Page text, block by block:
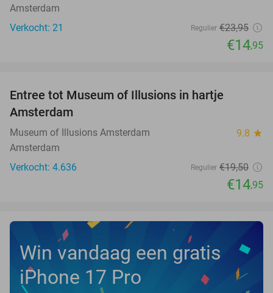
Amsterdam
Verkocht: 21
Regulier €23,95
€14,95
Entree tot Museum of Illusions in hartje
Amsterdam
Museum of Illusions Amsterdam 9.8 star
Amsterdam
Verkocht: 4.636
Regulier €19,50
€14,95
Win vandaag een gratis
iPhone 17 Pro